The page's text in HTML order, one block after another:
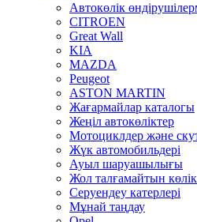
Автокөлік
CITROEN
Great Wall
KIA
MAZDA
Peugeot
ASTON MARTIN
Жағармайлар каталогы
Жеңіл автокөліктер
Мотоциклдер және
Жүк автомобильдері
Ауыл шаруашылығы
Жол талғамайтын
Серуендеу катерлері
Mұнай таңдау